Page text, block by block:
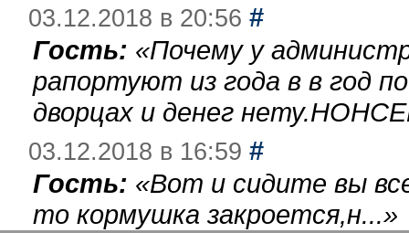
03.12.2018 в 20:56 #
Гость: «Почему у
рапортуют из года в в год
дворцах и денег
03.12.2018 в 16:59 #
Гость: «Вот и сидите вы
то кормушка закроется,н...»